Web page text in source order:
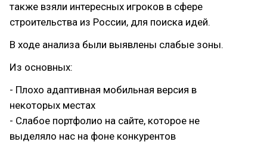
также взяли интересных игроков в сфере
строительства из России, для поиска идей.
В ходе анализа были выявлены слабые зоны.
Из основных:
- Плохо адаптивная мобильная версия в
некоторых местах
- Слабое портфолио на сайте, которое не
выделяло нас на фоне конкурентов